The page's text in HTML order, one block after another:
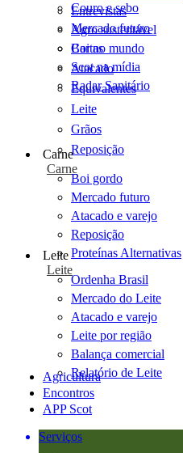
Entrevistas
Agro sustentável
Cartas
Scot na mídia
Radar Sanitário
Couro e sebo
Mercado futuro
Boi no mundo
Atacado
Equivalentes
Leite
Grãos
Reposição
Carne
Carne
Boi gordo
Mercado futuro
Atacado e varejo
Reposição
Proteínas Alternativas
Leite
Leite
Ordenha Brasil
Mercado do Leite
Atacado e varejo
Leite por região
Balança comercial
Relatório de Leite
Agricultura
Encontros
APP Scot
Serviços